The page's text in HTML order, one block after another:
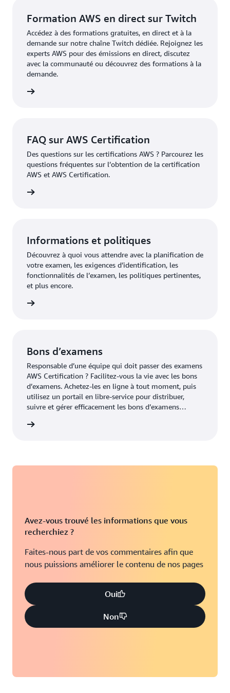
Formation AWS en direct sur Twitch
Accédez à des formations gratuites, en direct et à la
demande sur notre chaîne Twitch dédiée. Rejoignez les
experts AWS pour des émissions en direct, discutez
avec la communauté ou découvrez des formations à la
demande.
FAQ sur AWS Certification
Des questions sur les certifications AWS ? Parcourez les
questions fréquentes sur l’obtention de la certification
AWS et AWS Certification.
Informations et politiques
Découvrez à quoi vous attendre avec la planification de
votre examen, les exigences d’identification, les
fonctionnalités de l’examen, les politiques pertinentes,
et plus encore.
Bons d’examens
Responsable d’une équipe qui doit passer des examens
AWS Certification ? Facilitez-vous la vie avec les bons
d’examens. Achetez-les en ligne à tout moment, puis
utilisez un portail en libre-service pour distribuer,
suivre et gérer efficacement les bons d’examens
Avez-vous trouvé les informations que vous
recherchiez ?
Faites-nous part de vos commentaires afin que
nous puissions améliorer le contenu de nos pages
Oui
Non